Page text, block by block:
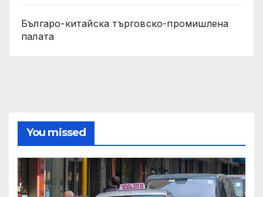
Българо-китайска търговско-промишлена
палата
You missed